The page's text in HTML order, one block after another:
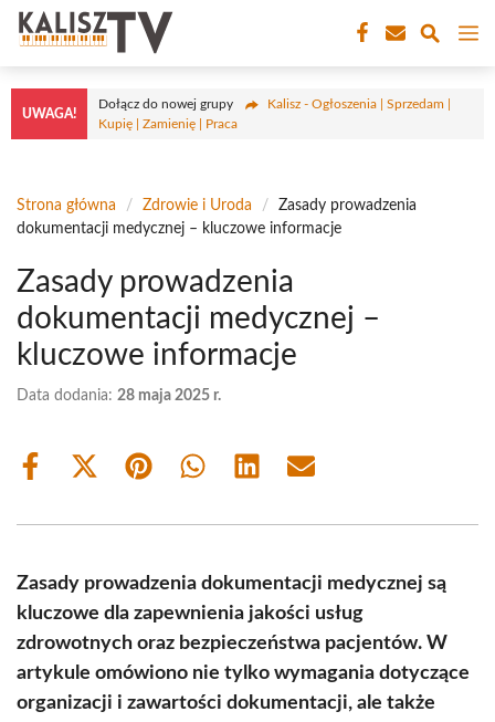
Przejdź
treści
UWAGA!
Dołącz do nowej grupy
Kalisz - Ogłoszenia | Sprzedam |
Kupię | Zamienię | Praca
Strona główna / Zdrowie i Uroda /
Zasady prowadzenia
dokumentacji medycznej – kluczowe informacje
Zasady prowadzenia
dokumentacji medycznej –
kluczowe informacje
Data dodania: 28 maja 2025 r.
Share
Share
(Twitter)
Share Share Share Share
Zasady prowadzenia dokumentacji medycznej są
kluczowe dla zapewnienia jakości usług
zdrowotnych oraz bezpieczeństwa pacjentów. W
artykule omówiono nie tylko wymagania dotyczące
organizacji i zawartości dokumentacji, ale także